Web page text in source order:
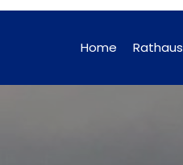
Home Rathaus